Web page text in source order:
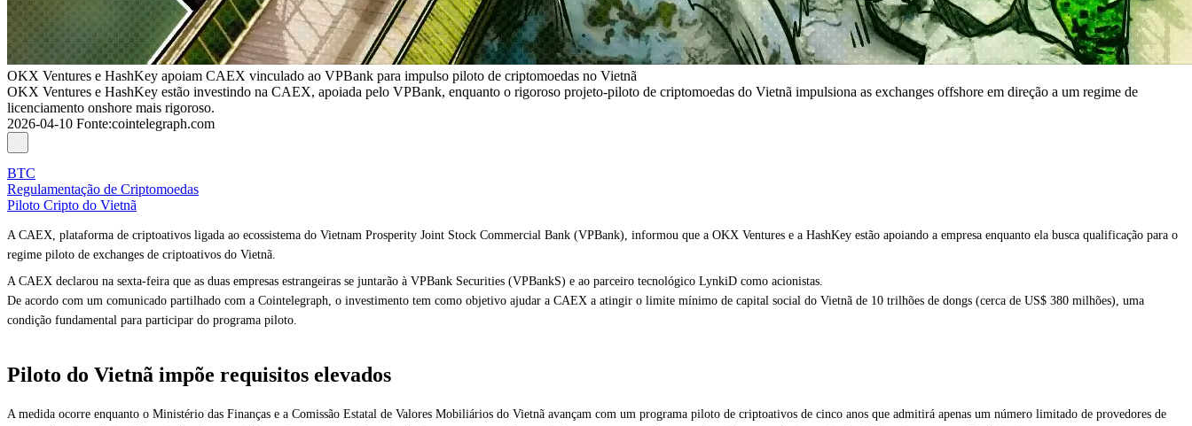
OKX Ventures e HashKey apoiam CAEX vinculado ao VPBank para impulso piloto de criptomoedas no Vietnã
OKX Ventures e HashKey estão investindo na CAEX, apoiada pelo VPBank, enquanto o rigoroso projeto-piloto de criptomoedas do Vietnã impulsiona as exchanges offshore em direção a um regime de
licenciamento onshore mais rigoroso.
2026-04-10 Fonte:cointelegraph.com
BTC
Regulamentação de Criptomoedas
Piloto Cripto do Vietnã
A CAEX, plataforma de criptoativos ligada ao ecossistema do Vietnam Prosperity Joint Stock Commercial Bank (VPBank), informou que a OKX Ventures e a HashKey estão apoiando a empresa enquanto ela busca qualificação para o
regime piloto de exchanges de criptoativos do Vietnã.
A CAEX declarou na sexta-feira que as duas empresas estrangeiras se juntarão à VPBank Securities (VPBankS) e ao parceiro tecnológico LynkiD como acionistas.
De acordo com um comunicado partilhado com a Cointelegraph, o investimento tem como objetivo ajudar a CAEX a atingir o limite mínimo de capital social do Vietnã de 10 trilhões de dongs (cerca de US$ 380 milhões), uma
condição fundamental para participar do programa piloto.
Piloto do Vietnã impõe requisitos elevados
A medida ocorre enquanto o Ministério das Finanças e a Comissão Estatal de Valores Mobiliários do Vietnã avançam com um programa piloto de criptoativos de cinco anos que admitirá apenas um número limitado de provedores de